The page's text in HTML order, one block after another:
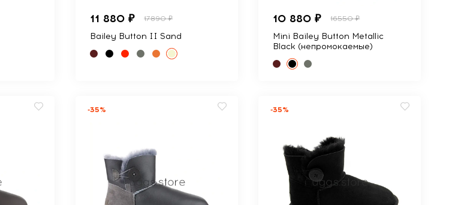
11 880 ₽ 17890 ₽
Bailey Button II Sand
10 880 ₽ 16550 ₽
Mini Bailey Button Metallic
Black (непромокаемые)
-35% -35%